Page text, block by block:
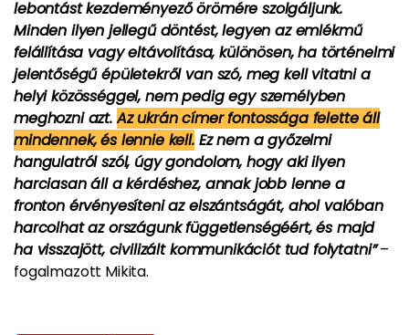
lebontást kezdeményező örömére szolgáljunk.
Minden ilyen jellegű döntést, legyen az emlékmű
felállítása vagy eltávolítása, különösen, ha történelmi
jelentőségű épületekről van szó, meg kell vitatni a
helyi közösséggel, nem pedig egy személyben
meghozni azt.Az ukrán címer fontossága felette áll
mindennek, és lennie kell.Ez nem a győzelmi
hangulatról szól, úgy gondolom, hogy aki ilyen
harciasan áll a kérdéshez, annak jobb lenne a
fronton érvényesíteni az elszántságát, ahol valóban
harcolhat az országunk függetlenségéért, és majd
ha visszajött, civilizált kommunikációt tud folytatni”–
fogalmazott Mikita.